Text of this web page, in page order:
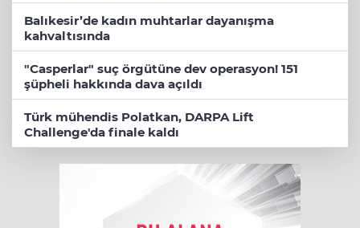
Balıkesir’de kadın muhtarlar dayanışma
kahvaltısında
"Casperlar" suç örgütüne dev operasyon! 151
şüpheli hakkında dava açıldı
Türk mühendis Polatkan, DARPA Lift
Challenge'da finale kaldı